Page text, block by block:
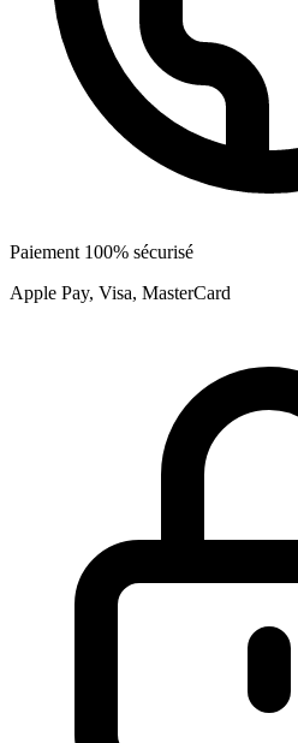
Paiement 100% sécurisé
Apple Pay, Visa, MasterCard